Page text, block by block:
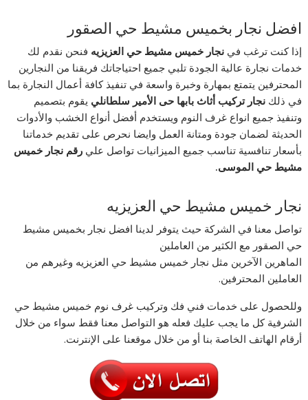
افضل نجار بخميس مشيط حي الصقور
إذا كنت ترغب فينجار خميس مشيط حي العزيزيه فنحن نقدم لك
خدمات نجارة عالية الجودة تلبي جميع احتياجاتك فريقنا من النجارين
المحترفين يتمتع بمهارة وخبرة واسعة في تنفيذ كافة أعمال النجارة بما
في ذلكنجار تركيب أثاث بابها حى الأمير سلطانلي يقوم بتصميم
وتنفيذ جميع انواع غرف النوم ويستخدم أفضل أنواع الخشب والأدوات
الحديثة لضمان جودة ومتانة العمل وايضا نحرص على تقديم خدماتنا
بأسعار تنافسية تناسب جميع الميزانيات تواصل عليرقم نجار خميس
مشيط حي الموسى.
نجار خميس مشيط حي العزيزيه
تواصل معنا في الشركة حيث يتوفر لدينا افضل نجار بخميس مشيط
حي الصقور مع الكثير من العاملين
الماهرين الآخرين مثل نجار خميس مشيط حي العزيزيه وغيرهم من
العاملين المحترفين.
وللحصول على خدمات فني فك وتركيب غرف نوم خميس مشيط حي
الشرفية كل ما يجب عليك فعله هو التواصل معنا فقط سواء من خلال
أرقام الهاتف الخاصة بنا أو من خلال موقعنا على الإنترنت.